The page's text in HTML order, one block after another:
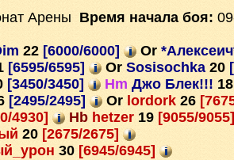
Арены Время начала боя:
22 [6000/6000] Or
[6595/6595] Or Sosisochka 20
[3450/3450] Hm Джо Блек!!! 18
[2495/2495] Or lordork 26
4930] Hb hetzer 19 [9055/
20 [2675/2675]
30 [6945/6945]